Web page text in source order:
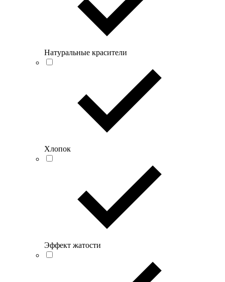
Натуральные красители
Хлопок
Эффект жатости